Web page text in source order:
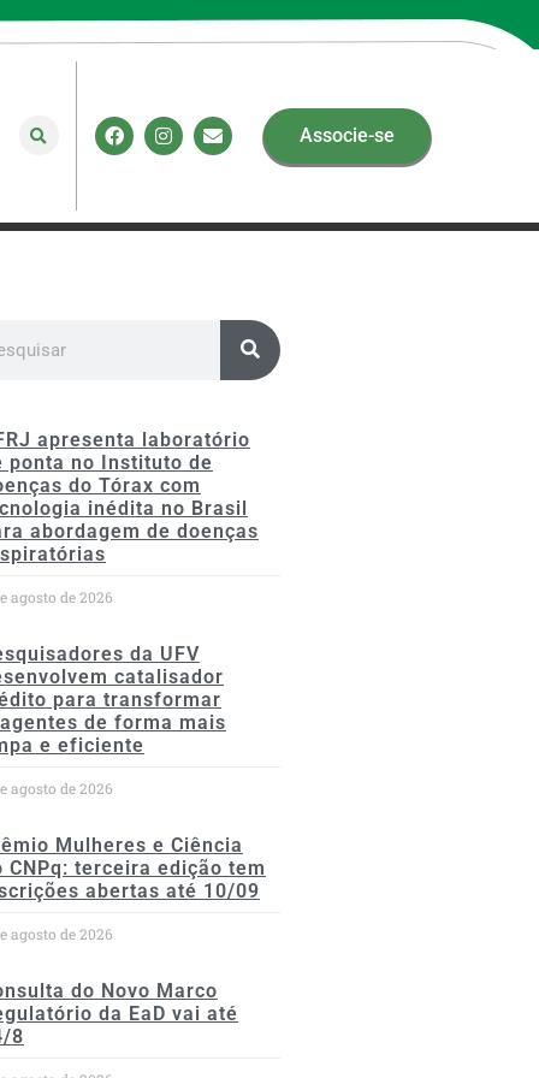
Associe-se
apresenta laboratório
ponta no Instituto de
do Tórax com
inédita no Brasil
abordagem de doenças
agosto de 2026
da UFV
catalisador
para transformar
de forma mais
e eficiente
agosto de 2026
Mulheres e Ciência
CNPq: terceira edição tem
abertas até 10/09
agosto de 2026
do Novo Marco
da EaD vai até
8